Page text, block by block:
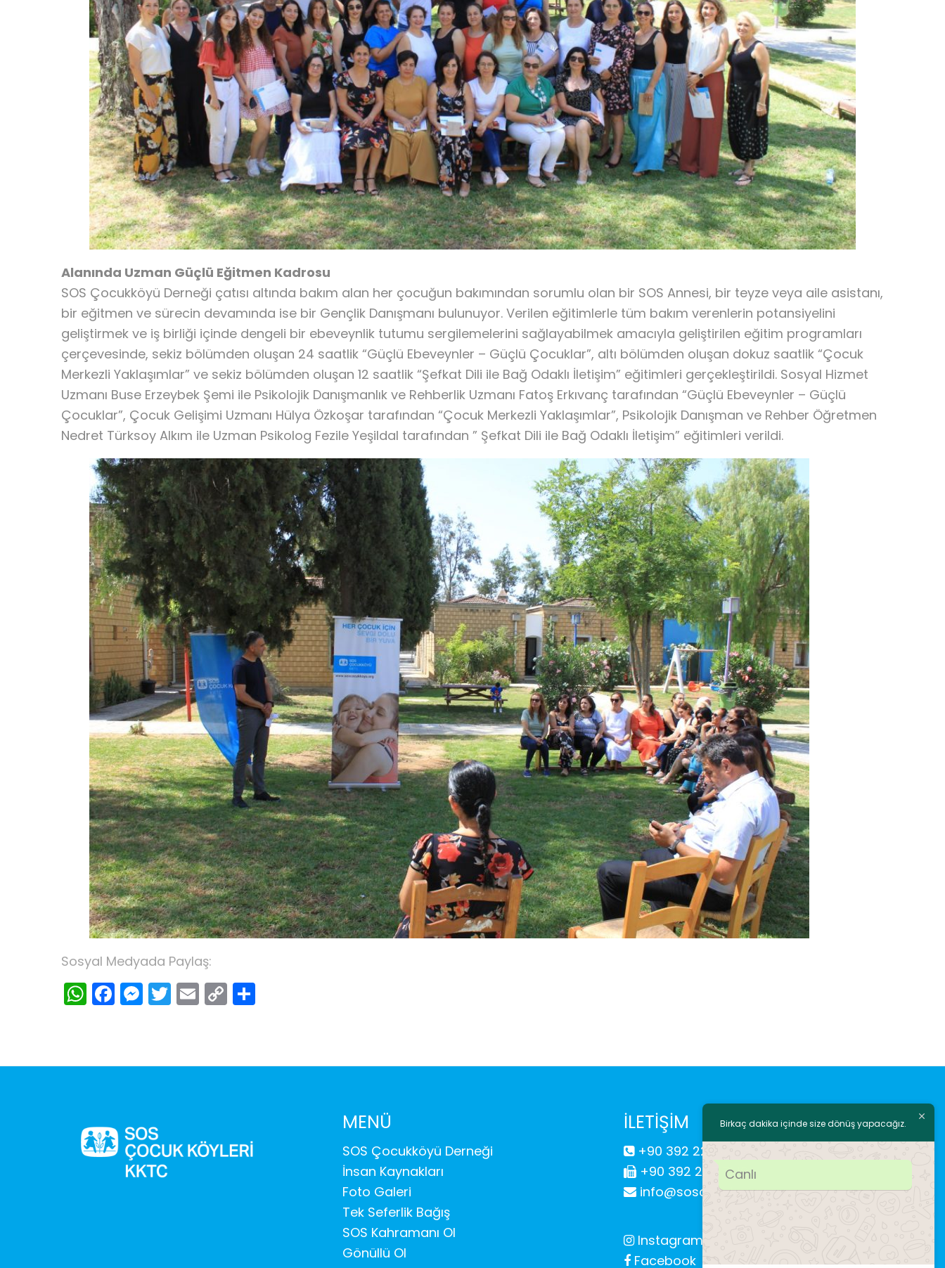
Alanında Uzman Güçlü Eğitmen Kadrosu
SOS Çocukköyü Derneği çatısı altında bakım alan her çocuğun bakımından sorumlu olan bir SOS Annesi, bir teyze veya aile asistanı,
bir eğitmen ve sürecin devamında ise bir Gençlik Danışmanı bulunuyor. Verilen eğitimlerle tüm bakım verenlerin potansiyelini
geliştirmek ve iş birliği içinde dengeli bir ebeveynlik tutumu sergilemelerini sağlayabilmek amacıyla geliştirilen eğitim programları
çerçevesinde, sekiz bölümden oluşan 24 saatlik “Güçlü Ebeveynler – Güçlü Çocuklar”, altı bölümden oluşan dokuz saatlik “Çocuk
Merkezli Yaklaşımlar” ve sekiz bölümden oluşan 12 saatlik “Şefkat Dili ile Bağ Odaklı İletişim” eğitimleri gerçekleştirildi. Sosyal Hizmet
Uzmanı Buse Erzeybek Şemi ile Psikolojik Danışmanlık ve Rehberlik Uzmanı Fatoş Erkıvanç tarafından “Güçlü Ebeveynler – Güçlü
Çocuklar”, Çocuk Gelişimi Uzmanı Hülya Özkoşar tarafından “Çocuk Merkezli Yaklaşımlar”, Psikolojik Danışman ve Rehber Öğretmen
Nedret Türksoy Alkım ile Uzman Psikolog Fezile Yeşildal tarafından ” Şefkat Dili ile Bağ Odaklı İletişim” eğitimleri verildi.
Sosyal Medyada Paylaş:
WhatsApp
Facebook
Messenger
Twitter
Email
Copy
Link
MENÜ
SOS Çocukköyü Derneği
İnsan Kaynakları
Foto Galeri
Tek Seferlik Bağış
SOS Kahramanı Ol
Gönüllü Ol
İLETİŞİM
+90 392 225 43 18
+90 392 225 71 19
info@soscocukkoyu.org
Instagram
Facebook
Birkaç dakika içinde size dönüş yapacağız.
Canlı